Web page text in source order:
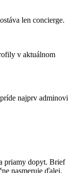
len concierge.
v aktuálnom
najprv adminovi
priamy dopyt. Brief
nasmeruje ďalej.